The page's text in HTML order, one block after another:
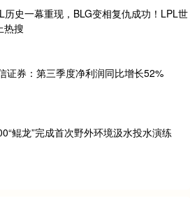
历史一幕重现，BLG变相复仇成功！LPL世
热搜
证券：第三季度净利润同比增长52%
鲲龙”完成首次野外环境汲水投水演练